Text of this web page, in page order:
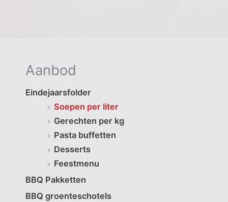
Aanbod
Eindejaarsfolder
Soepen per liter
Gerechten per kg
Pasta buffetten
Desserts
Feestmenu
BBQ Pakketten
BBQ groenteschotels